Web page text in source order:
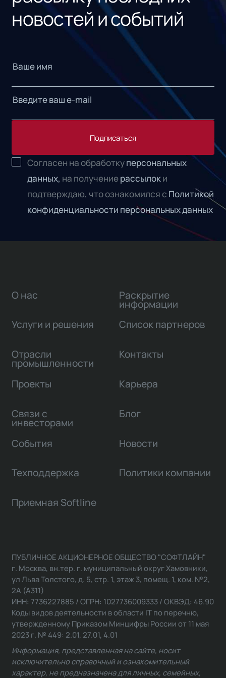
новостей и событий
Подписаться
Согласен на обработкуперсональных
данных, на получениерассылоки
подтверждаю, что ознакомился с Политикой
конфиденциальности персональных данных
О нас
Услуги и решения
Отрасли
промышленности
Проекты
Связи с
инвесторами
Раскрытие
информации
Список партнеров
Контакты
Карьера
Блог
События Новости
Техподдержка Политики компании
Приемная Softline
ПУБЛИЧНОЕ АКЦИОНЕРНОЕ ОБЩЕСТВО "СОФТЛАЙН"
г. Москва, вн.тер. г. муниципальный округ Хамовники,
ул Льва Толстого, д. 5, стр. 1, этаж 3, помещ. 1, ком. №2,
2А (А311)
ИНН: 7736227885 / ОГРН: 1027736009333 / ОКВЭД: 46.90
Коды видов деятельности в области IT по перечню,
утвержденному Приказом Минцифры России от 11 мая
2023 г. № 449: 2.01, 27.01, 4.01
Информация, представленная на сайте, носит
исключительно справочный и ознакомительный
характер, не предназначена для личных, семейных,